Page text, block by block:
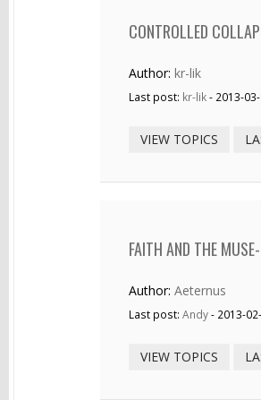
CONTROLLED
Author: kr-lik
Last post: kr-lik- 2013-
VIEW TOPICS
FAITH AND THE
Author: Aeternus
Last post: Andy- 2013-
VIEW TOPICS